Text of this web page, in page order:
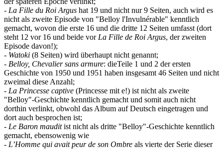
- La Fille du Roi Argus hat 19 und nicht nur 9 Seiten, auch wird es
nicht als zweite Episode von "Belloy l'Invulnérable" kenntlich
gemacht, wovon die erste 16 und die dritte 12 Seiten umfasst (dort
steht 12 vor 16 und beide vor La Fille de Roi Argus, der zweiten
Episode davon!);
- Watoki (8 Seiten) wird überhaupt nicht genannt;
- Belloy, Chevalier sans armure: dieTeile 1 und 2 der ersten
Geschichte von 1950 und 1951 haben insgesamt 46 Seiten und nicht
zweimal diese Anzahl;
- La Princesse captive (Princesse mit e!) ist nicht als zweite
"Belloy"-Geschichte kenntlich gemacht und somit auch nicht
dorthin verlinkt, obwohl das Album auf Deutsch eingetragen und
dort auch besprochen ist;
- Le Baron mauditist nicht als dritte "Belloy"-Geschichte kenntlich
gemacht, ebensowenig wie
- L’Homme qui avait peur de son Ombre als vierte der Serie dieser